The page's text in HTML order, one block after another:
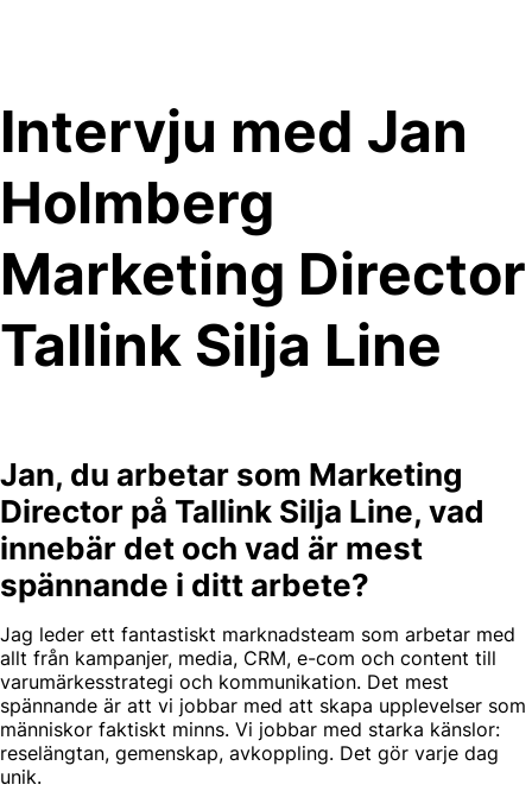
Intervju med Jan
Holmberg
Marketing Director
Tallink Silja Line
Jan, du arbetar som Marketing
Director på Tallink Silja Line, vad
innebär det och vad är mest
spännande i ditt arbete?
Jag leder ett fantastiskt marknadsteam som arbetar med
allt från kampanjer, media, CRM, e-com och content till
varumärkesstrategi och kommunikation. Det mest
spännande är att vi jobbar med att skapa upplevelser som
människor faktiskt minns. Vi jobbar med starka känslor:
reselängtan, gemenskap, avkoppling. Det gör varje dag
unik.